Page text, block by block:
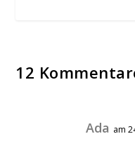
12
Ada am